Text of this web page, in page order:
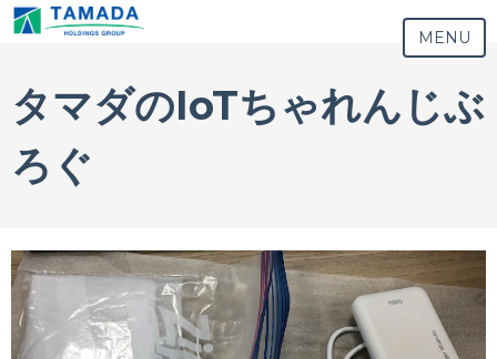
MENU
タマダのIoTちゃれんじぶ
ろぐ